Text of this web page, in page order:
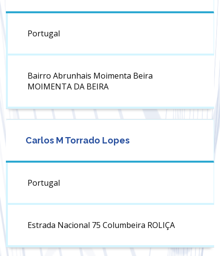
Portugal
Bairro Abrunhais Moimenta Beira
MOIMENTA DA BEIRA
Carlos M Torrado Lopes
Portugal
Estrada Nacional 75 Columbeira ROLIÇA